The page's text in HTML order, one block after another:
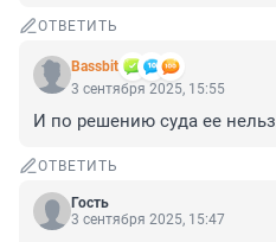
ОТВЕТИТЬ
Bassbit
3 сентября 2025, 15:55
И по решению суда ее
ОТВЕТИТЬ
Гость
3 сентября 2025, 15:47